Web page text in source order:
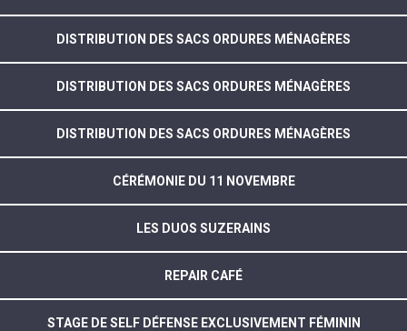
DISTRIBUTION DES SACS ORDURES MÉNAGÈRES
DISTRIBUTION DES SACS ORDURES MÉNAGÈRES
DISTRIBUTION DES SACS ORDURES MÉNAGÈRES
CÉRÉMONIE DU 11 NOVEMBRE
LES DUOS SUZERAINS
REPAIR CAFÉ
STAGE DE SELF DÉFENSE EXCLUSIVEMENT FÉMININ